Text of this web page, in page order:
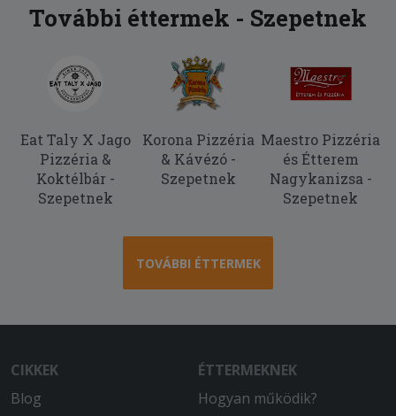
További éttermek - Szepetnek
Eat Taly X Jago
Pizzéria &
Koktélbár -
Szepetnek
Korona Pizzéria
& Kávézó -
Szepetnek
Maestro Pizzéria
és Étterem
Nagykanizsa -
Szepetnek
TOVÁBBI ÉTTERMEK
CIKKEK
Blog
ÉTTERMEKNEK
Hogyan működik?